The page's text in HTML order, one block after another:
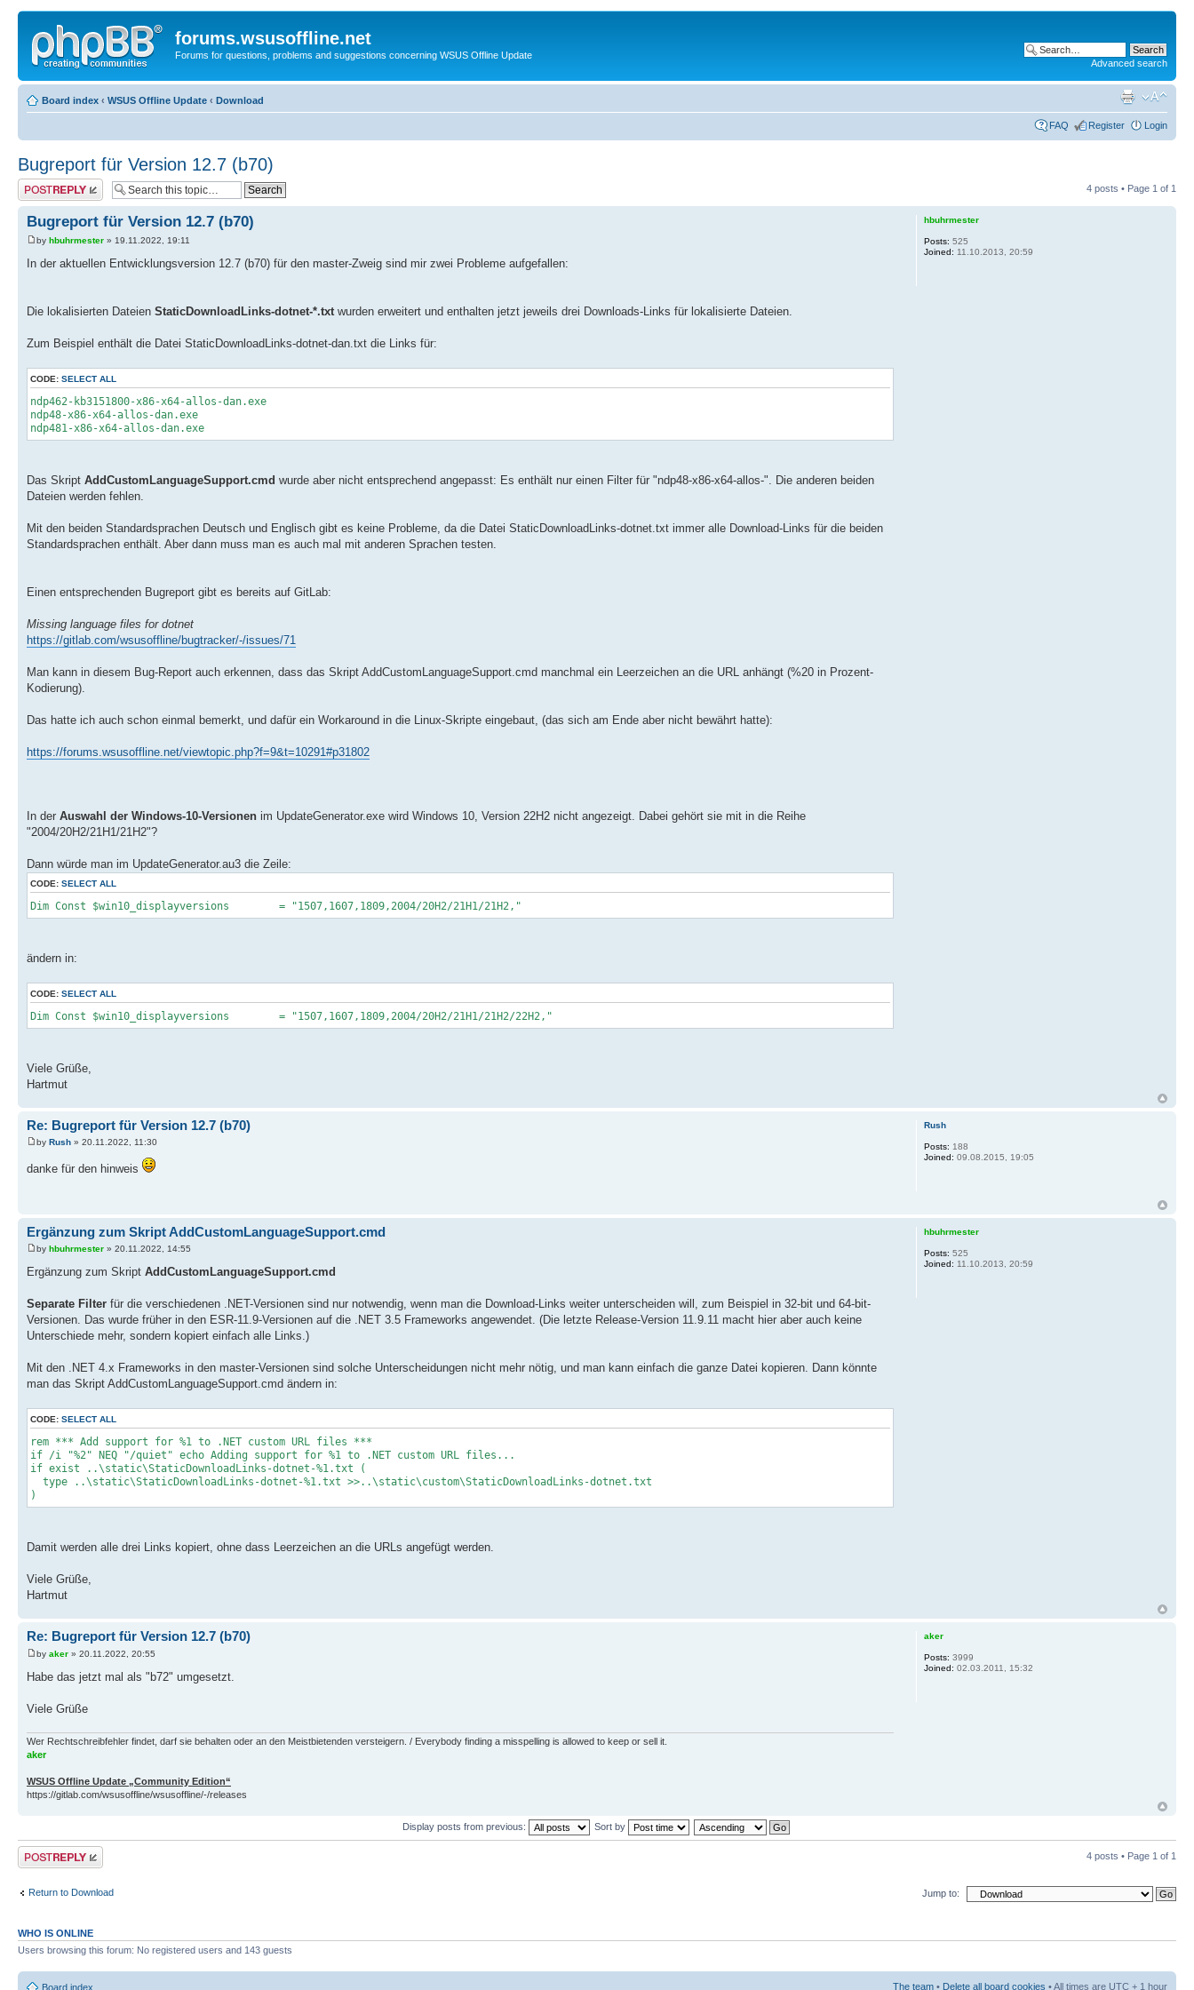
forums.wsusoffline.net
Forums for questions, problems and suggestions concerning WSUS Offline Update
Advanced search
Board index ‹ WSUS Offline Update ‹ Download
FAQ Register Login
Bugreport für Version 12.7 (b70)
Post a reply 4 posts • Page 1 of 1
Bugreport für Version 12.7 (b70)
by hbuhrmester » 19.11.2022, 19:11
In der aktuellen Entwicklungsversion 12.7 (b70) für den master-Zweig sind mir zwei Probleme aufgefallen:
Die lokalisierten Dateien StaticDownloadLinks-dotnet-*.txt wurden erweitert und enthalten jetzt jeweils drei Downloads-Links für lokalisierte Dateien.
Zum Beispiel enthält die Datei StaticDownloadLinks-dotnet-dan.txt die Links für:
CODE: SELECT ALL
ndp462-kb3151800-x86-x64-allos-dan.exe
ndp48-x86-x64-allos-dan.exe
ndp481-x86-x64-allos-dan.exe
Das Skript AddCustomLanguageSupport.cmd wurde aber nicht entsprechend angepasst: Es enthält nur einen Filter für "ndp48-x86-x64-allos-". Die anderen beiden
Dateien werden fehlen.
Mit den beiden Standardsprachen Deutsch und Englisch gibt es keine Probleme, da die Datei StaticDownloadLinks-dotnet.txt immer alle Download-Links für die beiden
Standardsprachen enthält. Aber dann muss man es auch mal mit anderen Sprachen testen.
Einen entsprechenden Bugreport gibt es bereits auf GitLab:
Missing language files for dotnet
https://gitlab.com/wsusoffline/bugtracker/-/issues/71
Man kann in diesem Bug-Report auch erkennen, dass das Skript AddCustomLanguageSupport.cmd manchmal ein Leerzeichen an die URL anhängt (%20 in Prozent-
Kodierung).
Das hatte ich auch schon einmal bemerkt, und dafür ein Workaround in die Linux-Skripte eingebaut, (das sich am Ende aber nicht bewährt hatte):
https://forums.wsusoffline.net/viewtopic.php?f=9&t=10291#p31802
In der Auswahl der Windows-10-Versionen im UpdateGenerator.exe wird Windows 10, Version 22H2 nicht angezeigt. Dabei gehört sie mit in die Reihe
"2004/20H2/21H1/21H2"?
Dann würde man im UpdateGenerator.au3 die Zeile:
CODE: SELECT ALL
Dim Const $win10_displayversions = "1507,1607,1809,2004/20H2/21H1/21H2,"
ändern in:
CODE: SELECT ALL
Dim Const $win10_displayversions = "1507,1607,1809,2004/20H2/21H1/21H2/22H2,"
Viele Grüße,
Hartmut
hbuhrmester
Posts: 525
Joined: 11.10.2013, 20:59
Re: Bugreport für Version 12.7 (b70)
by Rush » 20.11.2022, 11:30
danke für den hinweis
Rush
Posts: 188
Joined: 09.08.2015, 19:05
Ergänzung zum Skript AddCustomLanguageSupport.cmd
by hbuhrmester » 20.11.2022, 14:55
Ergänzung zum Skript AddCustomLanguageSupport.cmd
Separate Filter für die verschiedenen .NET-Versionen sind nur notwendig, wenn man die Download-Links weiter unterscheiden will, zum Beispiel in 32-bit und 64-bit-
Versionen. Das wurde früher in den ESR-11.9-Versionen auf die .NET 3.5 Frameworks angewendet. (Die letzte Release-Version 11.9.11 macht hier aber auch keine
Unterschiede mehr, sondern kopiert einfach alle Links.)
Mit den .NET 4.x Frameworks in den master-Versionen sind solche Unterscheidungen nicht mehr nötig, und man kann einfach die ganze Datei kopieren. Dann könnte
man das Skript AddCustomLanguageSupport.cmd ändern in:
CODE: SELECT ALL
rem *** Add support for %1 to .NET custom URL files ***
if /i "%2" NEQ "/quiet" echo Adding support for %1 to .NET custom URL files...
if exist ..\static\StaticDownloadLinks-dotnet-%1.txt (
type ..\static\StaticDownloadLinks-dotnet-%1.txt >>..\static\custom\StaticDownloadLinks-dotnet.txt
)
Damit werden alle drei Links kopiert, ohne dass Leerzeichen an die URLs angefügt werden.
Viele Grüße,
Hartmut
hbuhrmester
Posts: 525
Joined: 11.10.2013, 20:59
Re: Bugreport für Version 12.7 (b70)
by aker » 20.11.2022, 20:55
Habe das jetzt mal als "b72" umgesetzt.
Viele Grüße
Wer Rechtschreibfehler findet, darf sie behalten oder an den Meistbietenden versteigern. / Everybody finding a misspelling is allowed to keep or sell it.
aker
WSUS Offline Update „Community Edition“
https://gitlab.com/wsusoffline/wsusoffline/-/releases
aker
Posts: 3999
Joined: 02.03.2011, 15:32
Display posts from previous: Sort by
Post a reply 4 posts • Page 1 of 1
Return to Download Jump to:
WHO IS ONLINE
Users browsing this forum: No registered users and 143 guests
Board index The team • Delete all board cookies • All times are UTC + 1 hour